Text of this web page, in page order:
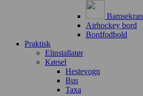
Bamsekran
Airhockey bord
Bordfodbold
Praktisk
Elinstallatør
Kørsel
Hestevogn
Bus
Taxa